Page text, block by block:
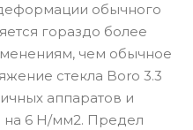
обычного
гораздо более
чем обычное
стекла Boro 3.3
аппаратов и
на 6 Н/мм2. Предел